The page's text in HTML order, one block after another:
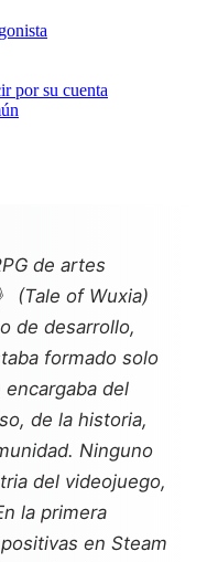
por su cuenta
de artes
(Tale of Wuxia)
de desarrollo,
formado solo
del
de la historia,
Ninguno
del videojuego,
la primera
en Steam